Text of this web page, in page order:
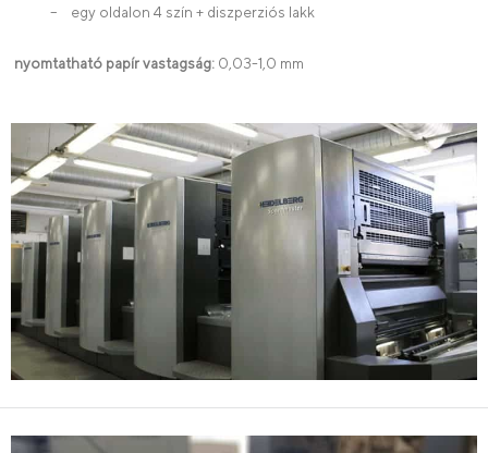
– egy oldalon 4 szín + diszperziós lakk
nyomtatható papír vastagság: 0,03-1,0 mm